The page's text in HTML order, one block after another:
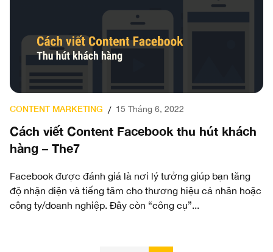
CONTENT MARKETING / 15 Tháng 6, 2022
Cách viết Content Facebook thu hút khách
hàng – The7
Facebook được đánh giá là nơi lý tưởng giúp bạn tăng
độ nhận diện và tiếng tăm cho thương hiệu cá nhân hoặc
công ty/doanh nghiệp. Đây còn “công cụ”...